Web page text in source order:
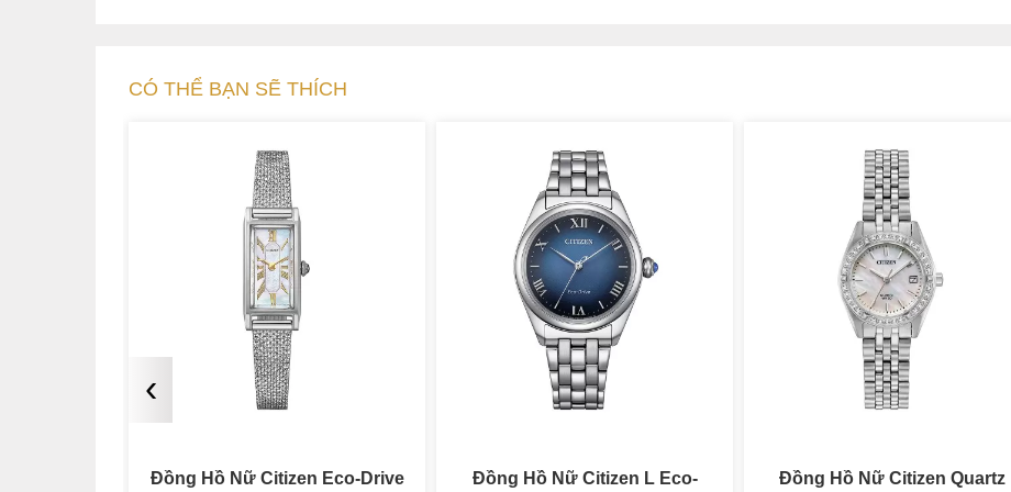
Bộ vỏ thép sáng bóng mạ demi màu vàng hồng phần viền bezel với núm chỉnh đính spinel màu xanh phong
CÓ THỂ BẠN SẼ THÍCH
Đồng Hồ Nữ Citizen L Eco-
Đồng Hồ Nữ Citizen Quartz
Đồng Hồ Nữ Citizen Eco-Drive
‹